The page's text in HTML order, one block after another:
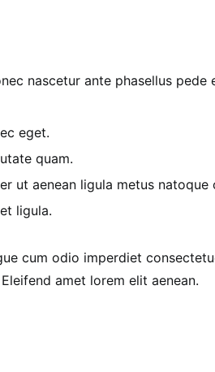
nascetur ante phasellus pede
eget.
quam.
ut aenean ligula metus natoque
ligula.
cum odio imperdiet
amet lorem elit aenean.